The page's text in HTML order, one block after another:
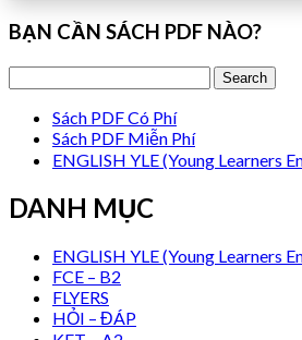
BẠN CẦN SÁCH PDF NÀO?
Sách PDF Có Phí
Sách PDF Miễn Phí
ENGLISH YLE (Young Learners
DANH MỤC
ENGLISH YLE (Young Learners
FCE – B2
FLYERS
HỎI – ĐÁP